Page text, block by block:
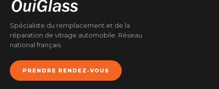
Spécialiste du remplacement et de la
réparation de vitrage automobile. Réseau
national français.
PRENDRE RENDEZ-VOUS